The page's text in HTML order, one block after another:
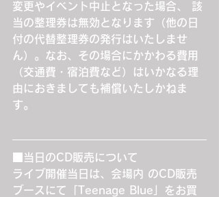
変更やイベント中止となった場合、 該
当の整理券は無効となります（他の日
付の代替整理券の発行はいたしませ
ん）。なお、その場合にかかわる費用
（交通費・宿泊費など）はいかなる理
由におきましても補償いたしかねま
す。
■当日のCD販売について
ライブ開催当日は、会場内 のCD販売
ブースにて「Teenage Blue」をお買